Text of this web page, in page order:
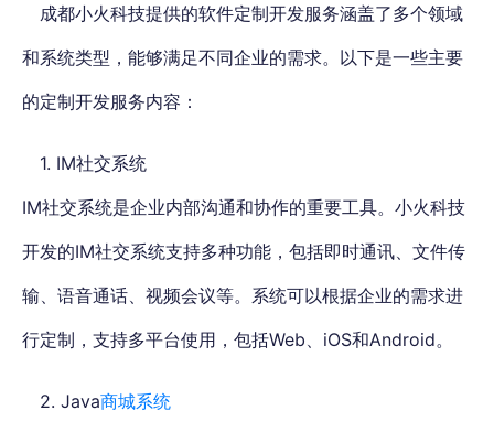
成都小火科技提供的软件定制开发服务涵盖了多个领域
和系统类型，能够满足不同企业的需求。以下是一些主要
的定制开发服务内容：
1. IM社交系统
IM社交系统是企业内部沟通和协作的重要工具。小火科技
开发的IM社交系统支持多种功能，包括即时通讯、文件传
输、语音通话、视频会议等。系统可以根据企业的需求进
行定制，支持多平台使用，包括Web、iOS和Android。
2. Java商城系统